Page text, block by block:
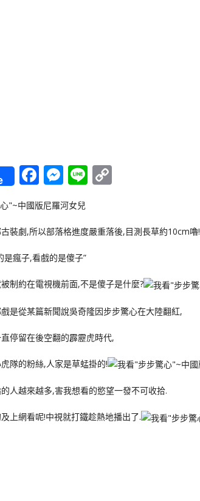
Facebook
Messenger
Line
裝劇,所以部落格進度嚴重落後,目測長草約10cm嚕!
是瘋子,看戲的是傻子”
制約在電視機前面,不是傻子是什麼?
是從某篇新聞說吳奇隆因步步驚心在大陸翻紅,
停留在後空翻的霹靂虎時代,
隊的粉絲,人家是草蜢掛的!
人越來越多,害我想看的慾望一發不可收拾.
上網看呢!中視就打鐵趁熱地播出了.